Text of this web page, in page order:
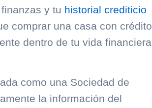
y tu historial crediticio
comprar una casa con crédito
dentro de tu vida financiera
como una Sociedad de
la información del